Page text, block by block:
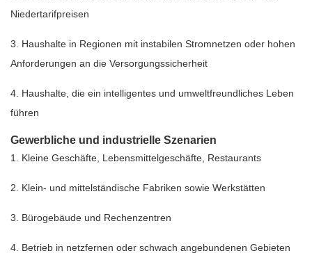
Niedertarifpreisen
3. Haushalte in Regionen mit instabilen Stromnetzen oder hohen
Anforderungen an die Versorgungssicherheit
4. Haushalte, die ein intelligentes und umweltfreundliches Leben
führen
Gewerbliche und industrielle Szenarien
1. Kleine Geschäfte, Lebensmittelgeschäfte, Restaurants
2. Klein- und mittelständische Fabriken sowie Werkstätten
3. Bürogebäude und Rechenzentren
4. Betrieb in netzfernen oder schwach angebundenen Gebieten